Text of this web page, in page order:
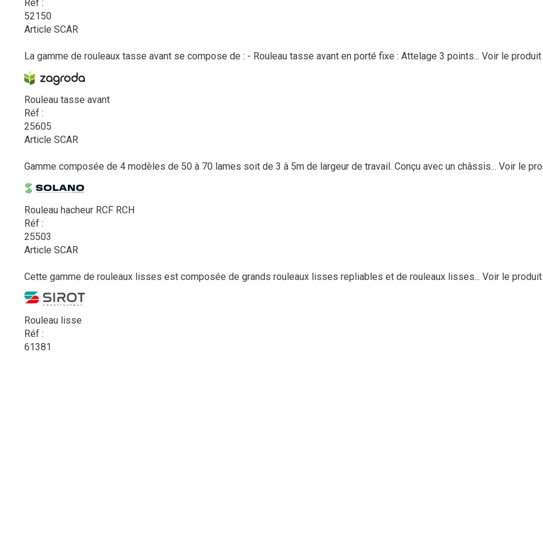
Réf :
52150
Article SCAR
La gamme de rouleaux tasse avant se compose de : - Rouleau tasse avant en porté fixe : Attelage 3 points... Voir le produit
Rouleau tasse avant
Réf :
25605
Article SCAR
Gamme composée de 4 modèles de 50 à 70 lames soit de 3 à 5m de largeur de travail. Conçu avec un châssis... Voir le
Rouleau hacheur RCF RCH
Réf :
25503
Article SCAR
Cette gamme de rouleaux lisses est composée de grands rouleaux lisses repliables et de rouleaux lisses... Voir le produit
Rouleau lisse
Réf :
61381